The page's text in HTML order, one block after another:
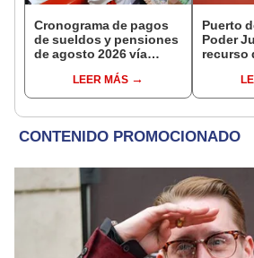
Cronograma de pagos
de sueldos y pensiones
de agosto 2026 vía
conoce las fechas de
depósito
LEER MÁS
Puerto
Poder
recurso
llegará